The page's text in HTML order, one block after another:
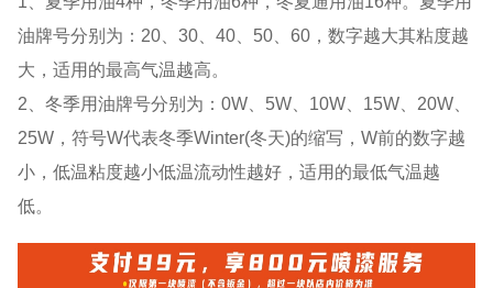
油牌号分别为：20、30、40、50、60，数字越大其粘度越
大，适用的最高气温越高。
2、冬季用油牌号分别为：0W、5W、10W、15W、20W、
25W，符号W代表冬季Winter(冬天)的缩写，W前的数字越
小，低温粘度越小低温流动性越好，适用的最低气温越
低。